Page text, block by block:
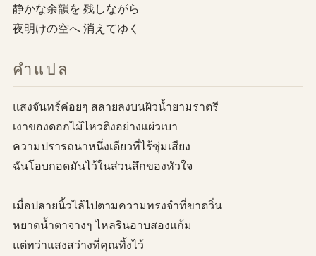
静かな余韻を 残しながら
夜明けの空へ 消えてゆく
คำแปล
แสงจันทร์ค่อยๆ สลายลงบนผิวน้ำยามราตรี
เงาของดอกไม้ไหวติงอย่างแผ่วเบา
ความปรารถนาหนึ่งเดียวที่ไร้ซุ่มเสียง
ฉันโอบกอดมันไว้ในส่วนลึกของหัวใจ
เมื่อปลายนิ้วไล้ไปตามความทรงจำที่ขาดวิ่น
หยาดน้ำตาจางๆ ไหลรินอาบสองแก้ม
แต่ทว่าแสงสว่างที่คุณทิ้งไว้